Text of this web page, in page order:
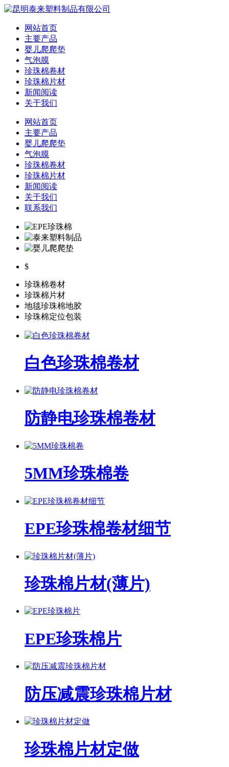
网站首页
主要产品
婴儿爬爬垫
气泡膜
珍珠棉卷材
珍珠棉片材
新闻阅读
关于我们
网站首页
主要产品
婴儿爬爬垫
气泡膜
珍珠棉卷材
珍珠棉片材
新闻阅读
关于我们
联系我们
$
珍珠棉卷材
珍珠棉片材
地毯珍珠棉地胶
珍珠棉定位包装
白色珍珠棉卷材
防静电珍珠棉卷材
5MM珍珠棉卷
EPE珍珠棉卷材细节
珍珠棉片材(薄片)
EPE珍珠棉片
防压减震珍珠棉片材
珍珠棉片材定做